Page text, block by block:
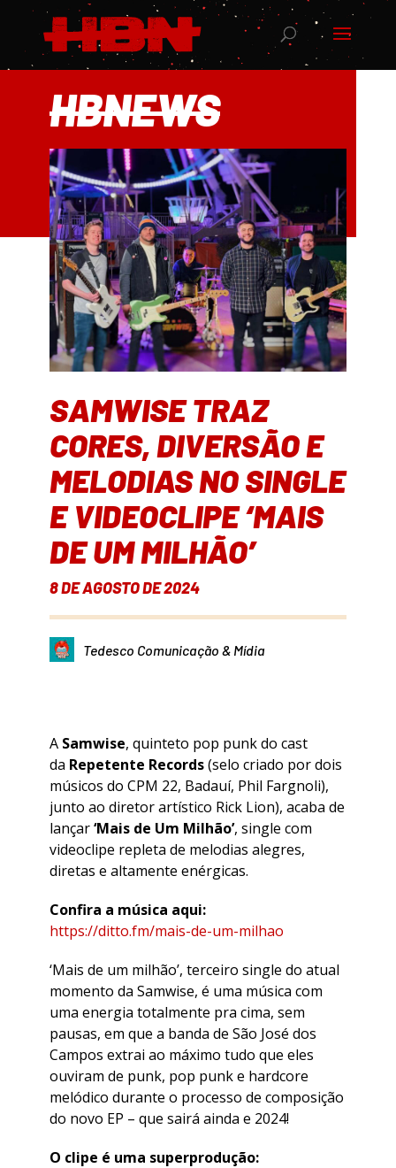
HBNEWS
SAMWISE TRAZ
CORES, DIVERSÃO E
MELODIAS NO SINGLE
E VIDEOCLIPE ‘MAIS
DE UM MILHÃO’
8 DE AGOSTO DE 2024
Tedesco Comunicação & Mídia
A Samwise, quinteto pop punk do cast
da Repetente Records(selo criado por dois
músicos do CPM 22, Badauí, Phil Fargnoli),
junto ao diretor artístico Rick Lion), acaba de
lançar‘Mais de Um Milhão’, single com
videoclipe repleta de melodias alegres,
diretas e altamente enérgicas.
Confira a música aqui:
https://ditto.fm/mais-de-um-milhao
‘Mais de um milhão’, terceiro single do atual
momento da Samwise, é uma música com
uma energia totalmente pra cima, sem
pausas, em que a banda de São José dos
Campos extrai ao máximo tudo que eles
ouviram de punk, pop punk e hardcore
melódico durante o processo de composição
do novo EP – que sairá ainda e 2024!
O clipe é uma superprodução: